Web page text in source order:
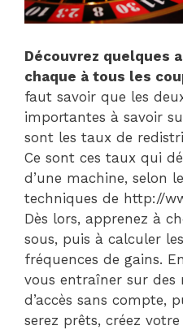
Découvrez quelques
chaque à tous les
faut savoir que les
importantes à savoir
sont les taux de
Ce sont ces taux qui
d’une machine, selon
techniques de http://
Dès lors, apprenez à
sous, puis à calculer
fréquences de gains.
vous entraîner sur des
d’accès sans compte,
serez prêts, créez